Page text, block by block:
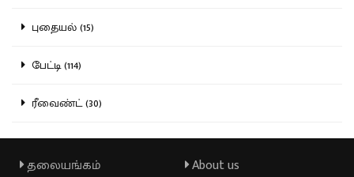
புதையல் (15)
பேட்டி (114)
ரீவைண்ட் (30)
தலையங்கம்
About us